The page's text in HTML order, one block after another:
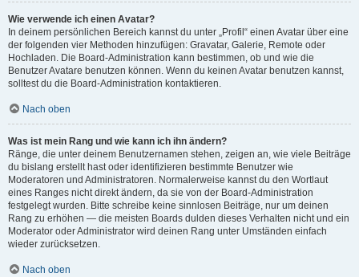
Wie verwende ich einen Avatar?
In deinem persönlichen Bereich kannst du unter „Profil“ einen Avatar über eine
der folgenden vier Methoden hinzufügen: Gravatar, Galerie, Remote oder
Hochladen. Die Board-Administration kann bestimmen, ob und wie die
Benutzer Avatare benutzen können. Wenn du keinen Avatar benutzen kannst,
solltest du die Board-Administration kontaktieren.
Nach oben
Was ist mein Rang und wie kann ich ihn ändern?
Ränge, die unter deinem Benutzernamen stehen, zeigen an, wie viele Beiträge
du bislang erstellt hast oder identifizieren bestimmte Benutzer wie
Moderatoren und Administratoren. Normalerweise kannst du den Wortlaut
eines Ranges nicht direkt ändern, da sie von der Board-Administration
festgelegt wurden. Bitte schreibe keine sinnlosen Beiträge, nur um deinen
Rang zu erhöhen — die meisten Boards dulden dieses Verhalten nicht und ein
Moderator oder Administrator wird deinen Rang unter Umständen einfach
wieder zurücksetzen.
Nach oben